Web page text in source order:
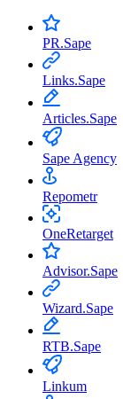
PR.Sape
Links.Sape
Articles.Sape
Sape Agency
Repometr
OneRetarget
Advisor.Sape
Wizard.Sape
RTB.Sape
Linkum